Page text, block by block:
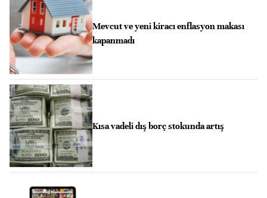
Mevcut ve yeni kiracı enflasyon makası
kapanmadı
Kısa vadeli dış borç stokunda artış